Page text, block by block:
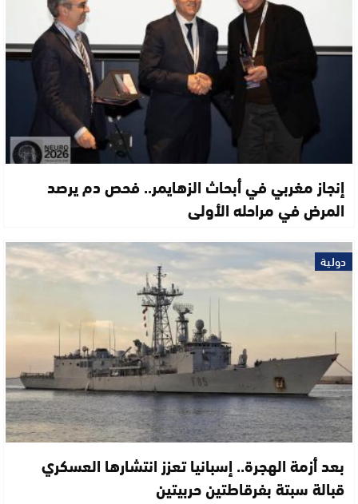
إنجاز مغربي في أبحاث الزهايمر.. فحص دم يرصد
المرض في مراحله الأولى
دولية
بعد أزمة الهجرة.. إسبانيا تعزز انتشارها العسكري
قبالة سبتة بفرقاطتين حربيتين